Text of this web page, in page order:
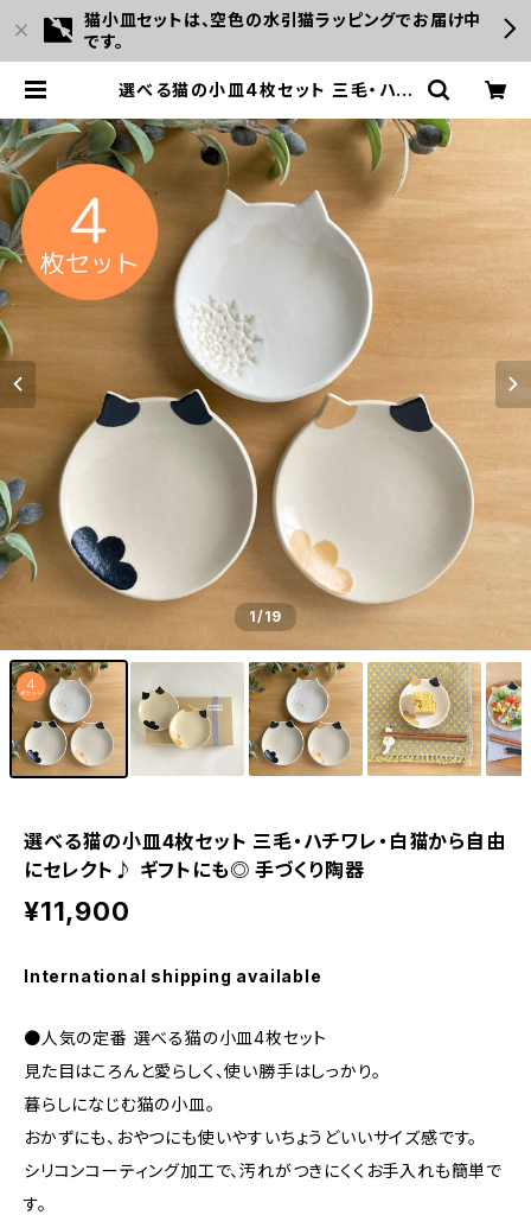
猫小皿セットは、空色の水引猫ラッピングでお届け中
です。
選べる猫の小皿4枚セット 三毛・ハチ
トにも◎ 手づくり陶器 | みなかわねこ
1/19
選べる猫の小皿4枚セット 三毛・ハチワレ・白猫から自由
にセレクト♪ ギフトにも◎ 手づくり陶器
¥11,900
International shipping available
●人気の定番 選べる猫の小皿4枚セット
見た目はころんと愛らしく、使い勝手はしっかり。
暮らしになじむ猫の小皿。
おかずにも、おやつにも使いやすいちょうどいいサイズ感です。
シリコンコーティング加工で、汚れがつきにくくお手入れも簡単で
す。